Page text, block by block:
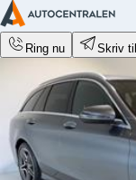
Ring nu Skriv